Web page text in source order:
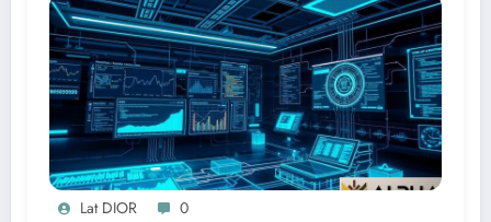
Lat DIOR 0